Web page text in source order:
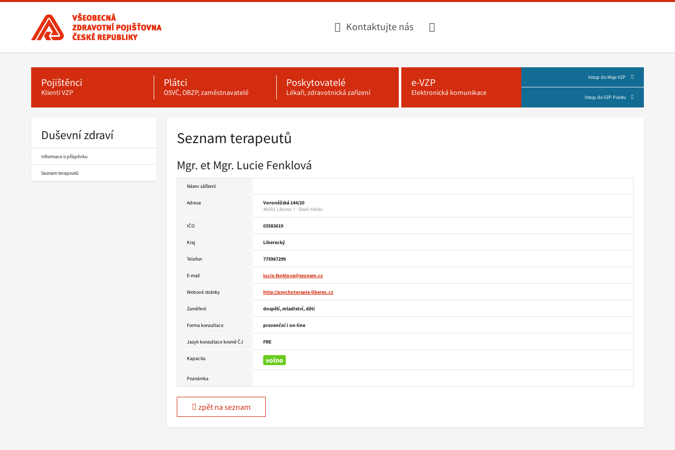
Všeobecná
zdravotní
pojišťovna
ČR,
hlavní
stránka
Kontaktujte nás
Pojištěnci
Klienti VZP
Plátci
OSVČ, OBZP, zaměstnavatelé
Poskytovatelé
Lékaři, zdravotnická zařízení
e-VZP
Elektronická komunikace
Vstup do Moje VZP
Vstup do VZP Pointu
Duševní zdraví
Informace o příspěvku
Seznam terapeutů
Seznam terapeutů
Mgr. et Mgr. Lucie Fenklová
Název zářízení
Adresa
Voroněžská 144/20
46001 Liberec I - Staré město
IČO 03583619
Kraj Liberecký
Telefon 775967299
E-mail lucie.fenklova@seznam.cz
Webové stránky http://psychoterapie-liberec.cz
Zaměření dospělí, mladiství, děti
Forma konzultace prezenční i on-line
Jazyk konzultace kromě ČJ FRE
Kapacita volno
Poznámka
zpět na seznam